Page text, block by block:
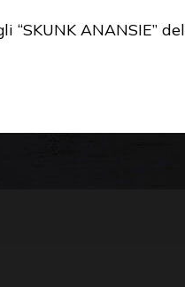
“SKUNK ANANSIE” del